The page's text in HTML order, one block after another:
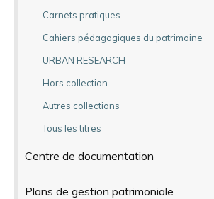
Carnets pratiques
Cahiers pédagogiques du patrimoine
URBAN RESEARCH
Hors collection
Autres collections
Tous les titres
Centre de documentation
Plans de gestion patrimoniale